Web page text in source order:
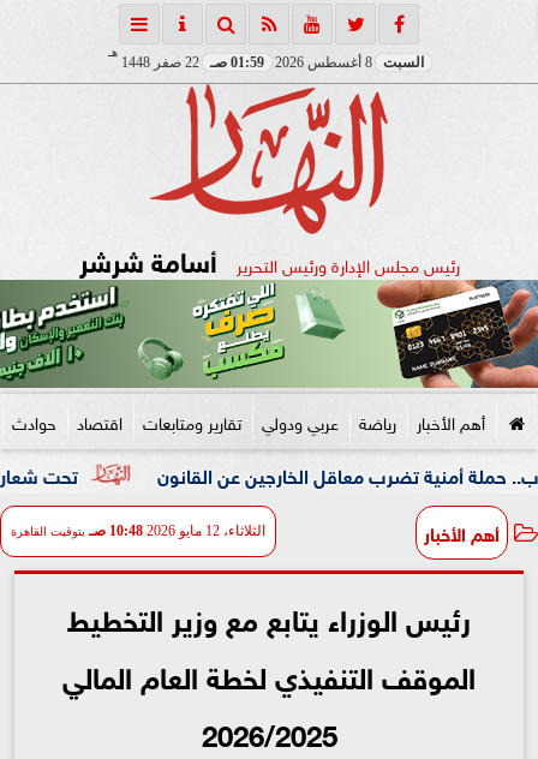
السبت 8 أغسطس 2026 01:59 صـ 22 صفر 1448
هـ
رئيس مجلس الإدارة ورئيس التحرير أسامة شرشر
أهم الأخبار رياضة عربي ودولي تقارير ومتابعات اقتصاد حوادث
تحت شعار «خدمة تضرب معاقل الخارجين عن القانون
أهم الأخبار الثلاثاء، 12 مايو 2026 10:48 صـ بتوقيت القاهرة
رئيس الوزراء يتابع مع وزير التخطيط
الموقف التنفيذي لخطة العام المالي
2026/2025